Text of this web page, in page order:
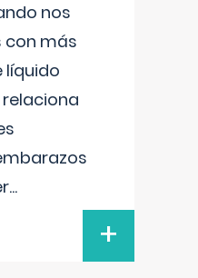
nos
más
líquido
...
+